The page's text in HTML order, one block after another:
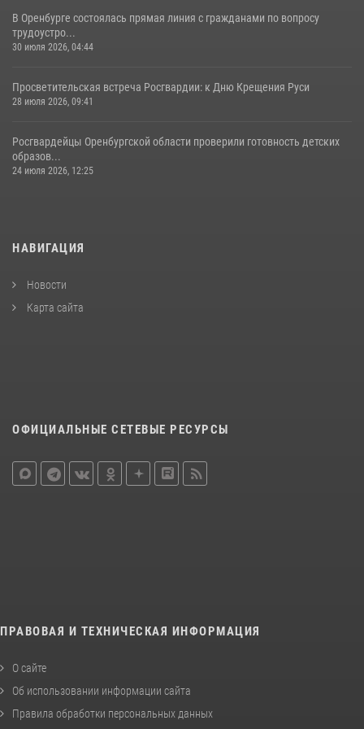
В Оренбурге состоялась прямая линия с гражданами по вопросу
трудоустро...
30 июля 2026, 04:44
Просветительская встреча Росгвардии: к Дню Крещения Руси
28 июля 2026, 09:41
Росгвардейцы Оренбургской области проверили готовность детских
образов...
24 июля 2026, 12:25
НАВИГАЦИЯ
Новости
Карта сайта
ОФИЦИАЛЬНЫЕ СЕТЕВЫЕ РЕСУРСЫ
ПРАВОВАЯ И ТЕХНИЧЕСКАЯ ИНФОРМАЦИЯ
О сайте
Об использовании информации сайта
Правила обработки персональных данных